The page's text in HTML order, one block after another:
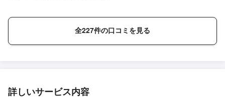
全227件の口コミを見る
詳しいサービス内容